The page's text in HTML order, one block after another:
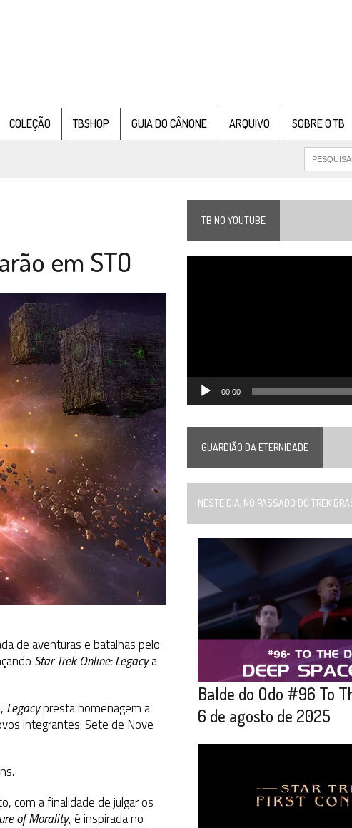
COLEÇÃO TBSHOP GUIA DO CÂNONE ARQUIVO SOBRE O TB
DE VISTA
em STO
de aventuras e batalhas pelo
Star Trek Online: Legacya
Legacypresta homenagem a
integrantes: Sete de Nove
com a finalidade de julgar os
of Morality, é inspirada no
TB NO YOUTUBE
00:00
GUARDIÃO DA ETERNIDADE
NESTE DIA, NO PASSADO DO TREK
Balde do Odo #96 To
6 de agosto de 2025